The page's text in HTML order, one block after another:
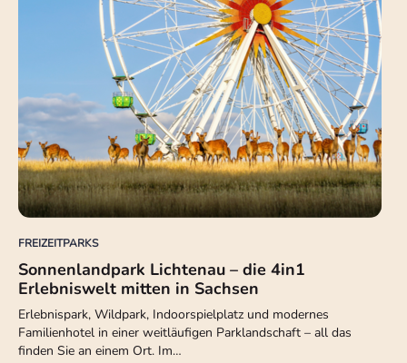
FREIZEITPARKS
Sonnenlandpark Lichtenau – die 4in1
Erlebniswelt mitten in Sachsen
Erlebnispark, Wildpark, Indoorspielplatz und modernes
Familienhotel in einer weitläufigen Parklandschaft – all das
finden Sie an einem Ort. Im…